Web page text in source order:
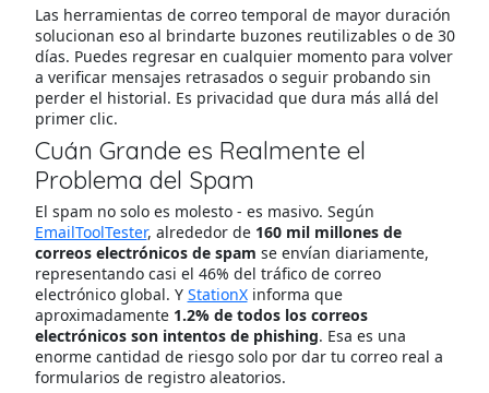
Las herramientas de correo temporal de mayor duración
solucionan eso al brindarte buzones reutilizables o de 30
días. Puedes regresar en cualquier momento para volver
a verificar mensajes retrasados o seguir probando sin
perder el historial. Es privacidad que dura más allá del
primer clic.
Cuán Grande es Realmente el
Problema del Spam
El spam no solo es molesto - es masivo. Según
EmailToolTester, alrededor de 160 mil millones de
correos electrónicos de spam se envían diariamente,
representando casi el 46% del tráfico de correo
electrónico global. Y StationXinforma que
aproximadamente 1.2% de todos los correos
electrónicos son intentos de phishing. Esa es una
enorme cantidad de riesgo solo por dar tu correo real a
formularios de registro aleatorios.